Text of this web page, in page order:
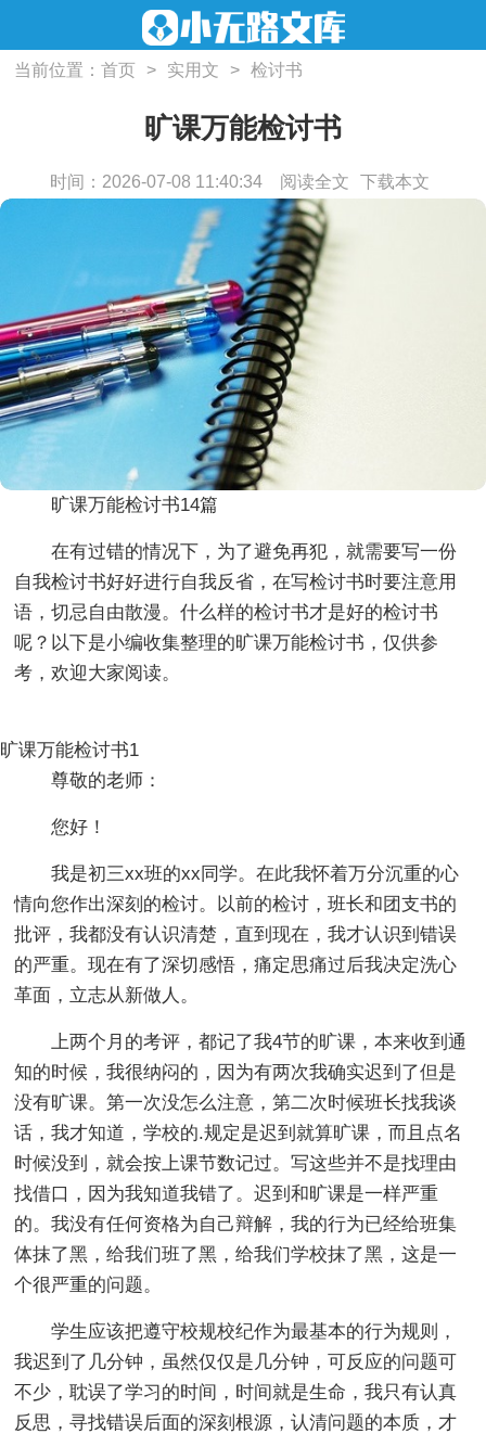
当前位置：首页 > 实用文 > 检讨书
旷课万能检讨书
时间：2026-07-08 11:40:34 阅读全文 下载本文
旷课万能检讨书14篇
在有过错的情况下，为了避免再犯，就需要写一份
自我检讨书好好进行自我反省，在写检讨书时要注意用
语，切忌自由散漫。什么样的检讨书才是好的检讨书
呢？以下是小编收集整理的旷课万能检讨书，仅供参
考，欢迎大家阅读。
旷课万能检讨书1
尊敬的老师：
您好！
我是初三xx班的xx同学。在此我怀着万分沉重的心
情向您作出深刻的检讨。以前的检讨，班长和团支书的
批评，我都没有认识清楚，直到现在，我才认识到错误
的严重。现在有了深切感悟，痛定思痛过后我决定洗心
革面，立志从新做人。
上两个月的考评，都记了我4节的旷课，本来收到通
知的时候，我很纳闷的，因为有两次我确实迟到了但是
没有旷课。第一次没怎么注意，第二次时候班长找我谈
话，我才知道，学校的.规定是迟到就算旷课，而且点名
时候没到，就会按上课节数记过。写这些并不是找理由
找借口，因为我知道我错了。迟到和旷课是一样严重
的。我没有任何资格为自己辩解，我的行为已经给班集
体抹了黑，给我们班了黑，给我们学校抹了黑，这是一
个很严重的问题。
学生应该把遵守校规校纪作为最基本的行为规则，
我迟到了几分钟，虽然仅仅是几分钟，可反应的问题可
不少，耽误了学习的时间，时间就是生命，我只有认真
反思，寻找错误后面的深刻根源，认清问题的本质，才